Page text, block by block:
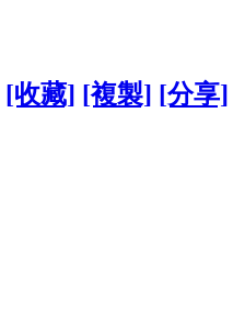
[收藏] [複製] [分享]